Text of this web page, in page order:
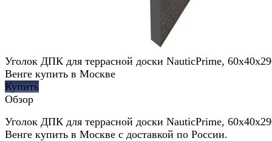
Уголок ДПК для террасной доски NauticPrime,
Венге купить в Москве
Купить
Обзор
Уголок ДПК для террасной доски NauticPrime,
Венге купить в Москве с доставкой по России.